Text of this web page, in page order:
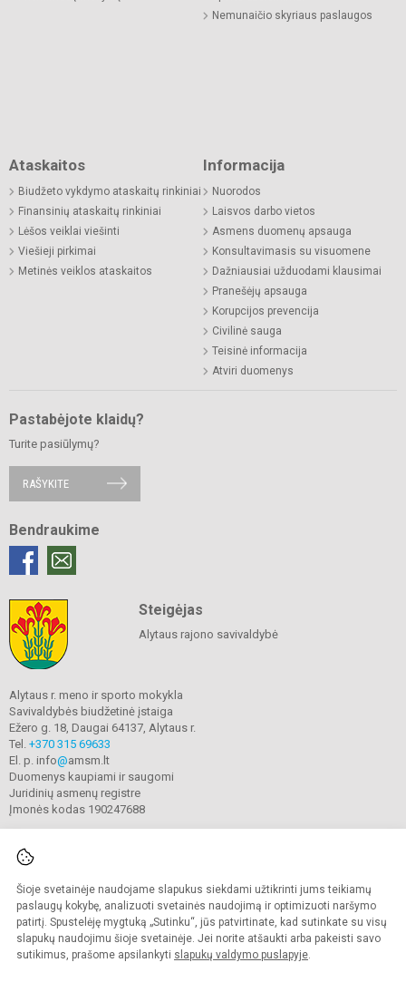
Šioje svetainėje naudojame slapukus siekdami užtikrinti jums teikiamų
paslaugų kokybę, analizuoti svetainės naudojimą ir optimizuoti naršymo
patirtį. Spustelėję mygtuką „Sutinku“, jūs patvirtinate, kad sutinkate su visų
slapukų naudojimu šioje svetainėje. Jei norite atšaukti arba pakeisti savo
sutikimus, prašome apsilankyti slapukų valdymo puslapyje.
Nemunaičio skyriaus paslaugos
Ataskaitos
Biudžeto vykdymo ataskaitų rinkiniai
Finansinių ataskaitų rinkiniai
Lėšos veiklai viešinti
Viešieji pirkimai
Metinės veiklos ataskaitos
Informacija
Nuorodos
Laisvos darbo vietos
Asmens duomenų apsauga
Konsultavimasis su visuomene
Dažniausiai užduodami klausimai
Pranešėjų apsauga
Korupcijos prevencija
Civilinė sauga
Teisinė informacija
Atviri duomenys
Pastabėjote klaidų?
Turite pasiūlymų?
RAŠYKITE
Bendraukime
Steigėjas
Alytaus rajono savivaldybė
Alytaus r. meno ir sporto mokykla
Savivaldybės biudžetinė įstaiga
Ežero g. 18, Daugai 64137, Alytaus r.
Tel. +370 315 69633
El. p. info@amsm.lt
Duomenys kaupiami ir saugomi
Juridinių asmenų registre
Įmonės kodas 190247688
© 2020. Alytaus r. meno ir sporto mokykla. Visos teisės saugomos.
Kopijuoti turinį be raštiško mokyklos sutikimo griežtai draudžiama.
Prieinamumo paraiška Slapukų valdymas
Sumanus būdas atnaujinti